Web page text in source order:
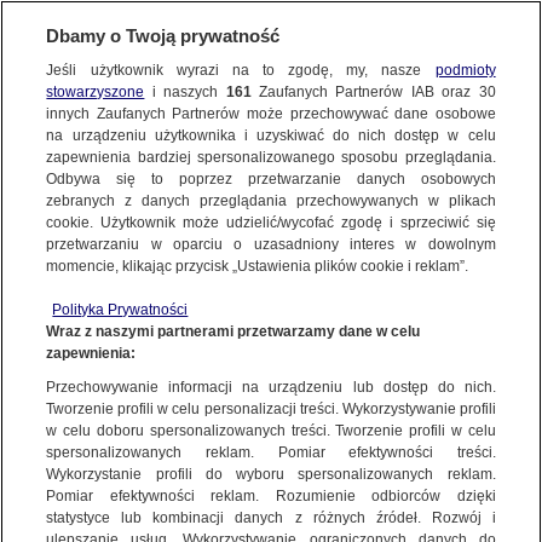
NAJNOWSZE
FAKTY
TVN24 GO
POLSKA
ŚWIAT
miasta:
WARSZAWA
Dzień dobry!
Jedno konto do wszystkich usług
Trzecie dziecko książęcej pary
Dbamy o Twoją prywatność
Jeśli użytkownik wyrazi na to zgodę, my, nasze podmioty
stowarzyszone i naszych 161Zaufanych Partnerów IAB oraz 30
innych Zaufanych Partnerów może przechowywać dane osobowe
na urządzeniu użytkownika i uzyskiwać do nich dostęp w celu
zapewnienia bardziej spersonalizowanego sposobu przeglądania.
Odbywa się to poprzez przetwarzanie danych osobowych
zebranych z danych przeglądania przechowywanych w plikach
cookie. Użytkownik może udzielić/wycofać zgodę i sprzeciwić się
przetwarzaniu w oparciu o uzasadniony interes w dowolnym
momencie, klikając przycisk „Ustawienia plików cookie i reklam”.
Polityka Prywatności
Wraz z naszymi partnerami przetwarzamy dane w celu
zapewnienia:
Przechowywanie informacji na urządzeniu lub dostęp do nich.
Tworzenie profili w celu personalizacji treści. Wykorzystywanie profili
w celu doboru spersonalizowanych treści. Tworzenie profili w celu
spersonalizowanych reklam. Pomiar efektywności treści.
Wykorzystanie profili do wyboru spersonalizowanych reklam.
Pomiar efektywności reklam. Rozumienie odbiorców dzięki
statystyce lub kombinacji danych z różnych źródeł. Rozwój i